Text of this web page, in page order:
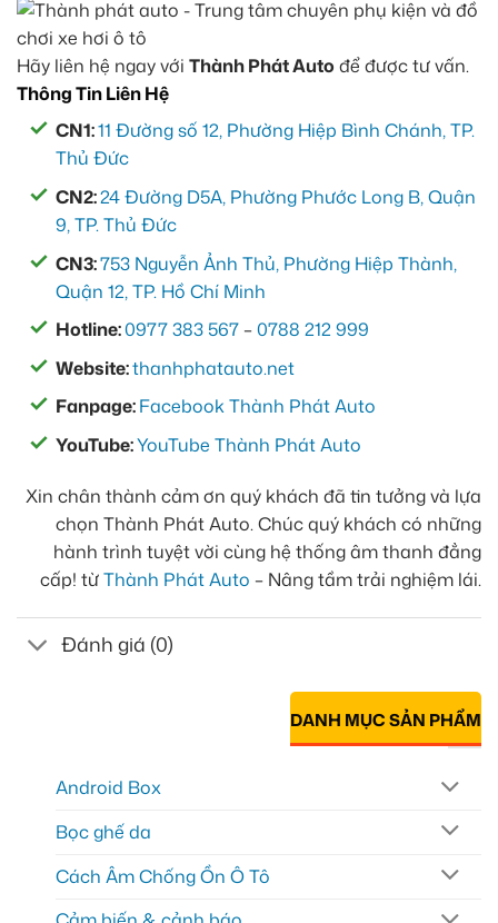
Hãy liên hệ ngay với Thành Phát Auto để được tư vấn.
Thông Tin Liên Hệ
CN1:11 Đường số 12, Phường Hiệp Bình Chánh, TP.
Thủ Đức
CN2:24 Đường D5A, Phường Phước Long B, Quận
9, TP. Thủ Đức
CN3:753 Nguyễn Ảnh Thủ, Phường Hiệp Thành,
Quận 12, TP. Hồ Chí Minh
Hotline:0977 383 567 –0788 212 999
Website:thanhphatauto.net
Fanpage:Facebook Thành Phát Auto
YouTube:YouTube Thành Phát Auto
Xin chân thành cảm ơn quý khách đã tin tưởng và lựa
chọn Thành Phát Auto. Chúc quý khách có những
hành trình tuyệt vời cùng hệ thống âm thanh đẳng
cấp! từThành Phát Auto – Nâng tầm trải nghiệm lái.
Đánh giá (0)
DANH MỤC SẢN PHẨM
Android Box
Bọc ghế da
Cách Âm Chống Ồn Ô Tô